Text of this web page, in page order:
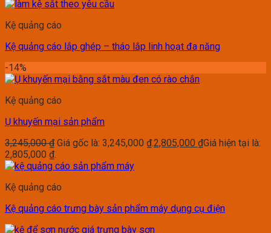
Kệ quảng cáo
Kệ quảng cáo lắp ghép – tháo lắp linh hoạt đa năng
-14%
Kệ quảng cáo
Ụ khuyến mại sản phẩm
3,245,000₫ Giá gốc là: 3,245,000 ₫.2,805,000 ₫Giá hiện tại là:
2,805,000 ₫.
Kệ quảng cáo
Kệ quảng cáo trưng bày sản phẩm máy dụng cụ điện